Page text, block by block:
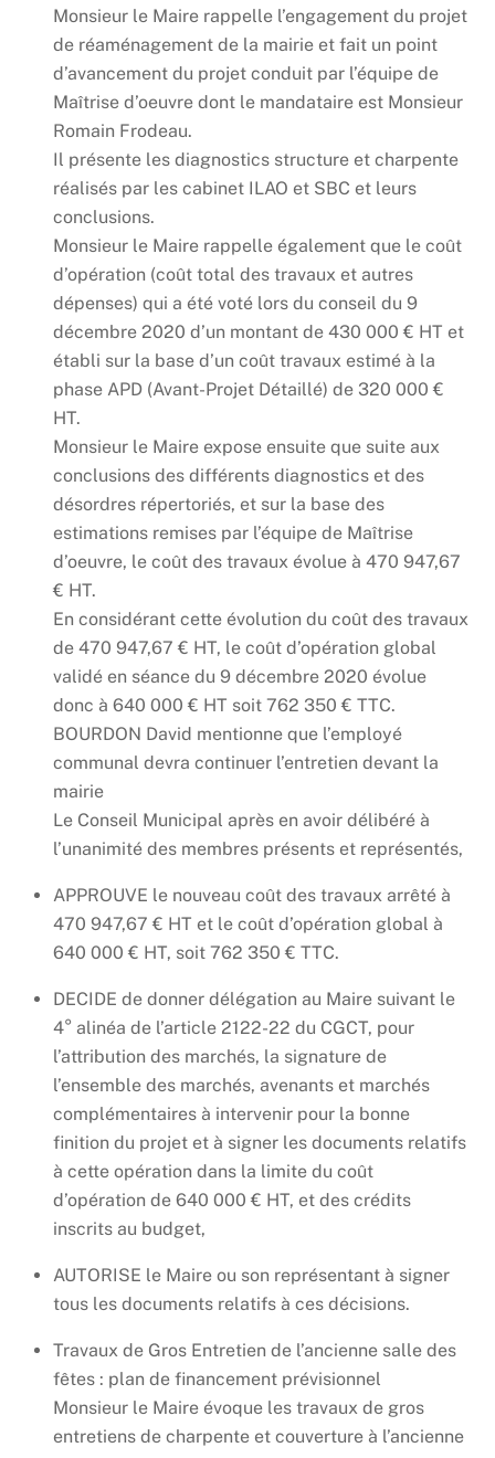
Monsieur le Maire rappelle l’engagement du projet
de réaménagement de la mairie et fait un point
d’avancement du projet conduit par l’équipe de
Maîtrise d’oeuvre dont le mandataire est Monsieur
Romain Frodeau.
Il présente les diagnostics structure et charpente
réalisés par les cabinet ILAO et SBC et leurs
conclusions.
Monsieur le Maire rappelle également que le coût
d’opération (coût total des travaux et autres
dépenses) qui a été voté lors du conseil du 9
décembre 2020 d’un montant de 430 000 € HT et
établi sur la base d’un coût travaux estimé à la
phase APD (Avant-Projet Détaillé) de 320 000 €
HT.
Monsieur le Maire expose ensuite que suite aux
conclusions des différents diagnostics et des
désordres répertoriés, et sur la base des
estimations remises par l’équipe de Maîtrise
d’oeuvre, le coût des travaux évolue à 470 947,67
€ HT.
En considérant cette évolution du coût des travaux
de 470 947,67 € HT, le coût d’opération global
validé en séance du 9 décembre 2020 évolue
donc à 640 000 € HT soit 762 350 € TTC.
BOURDON David mentionne que l’employé
communal devra continuer l’entretien devant la
mairie
Le Conseil Municipal après en avoir délibéré à
l’unanimité des membres présents et représentés,
APPROUVE le nouveau coût des travaux arrêté à
470 947,67 € HT et le coût d’opération global à
640 000 € HT, soit 762 350 € TTC.
DECIDE de donner délégation au Maire suivant le
4° alinéa de l’article 2122-22 du CGCT, pour
l’attribution des marchés, la signature de
l’ensemble des marchés, avenants et marchés
complémentaires à intervenir pour la bonne
finition du projet et à signer les documents relatifs
à cette opération dans la limite du coût
d’opération de 640 000 € HT, et des crédits
inscrits au budget,
AUTORISE le Maire ou son représentant à signer
tous les documents relatifs à ces décisions.
Travaux de Gros Entretien de l’ancienne salle des
fêtes : plan de financement prévisionnel
Monsieur le Maire évoque les travaux de gros
entretiens de charpente et couverture à l’ancienne